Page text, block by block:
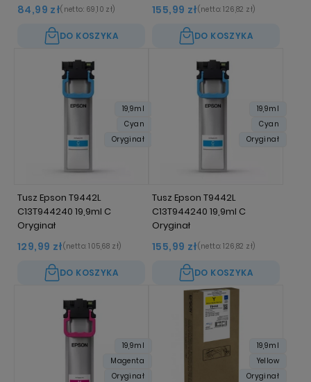
84,99 zł(netto: 69,10 zł)
DO KOSZYKA
155,99 zł(netto: 126,82 zł)
DO KOSZYKA
Tusz Epson T9442L
C13T944240 19,9ml C
Oryginał
129,99 zł(netto: 105,68 zł)
DO KOSZYKA
19,9ml
Cyan
Oryginał
Tusz Epson T9442L
C13T944240 19,9ml C
Oryginał
155,99 zł(netto: 126,82 zł)
DO KOSZYKA
19,9ml
Cyan
Oryginał
19,9ml
Magenta
Oryginał
19,9ml
Yellow
Oryginał